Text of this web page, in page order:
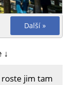
Další »
↓
roste jim tam